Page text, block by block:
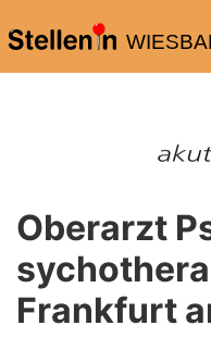
Oberarzt
Frankfurt